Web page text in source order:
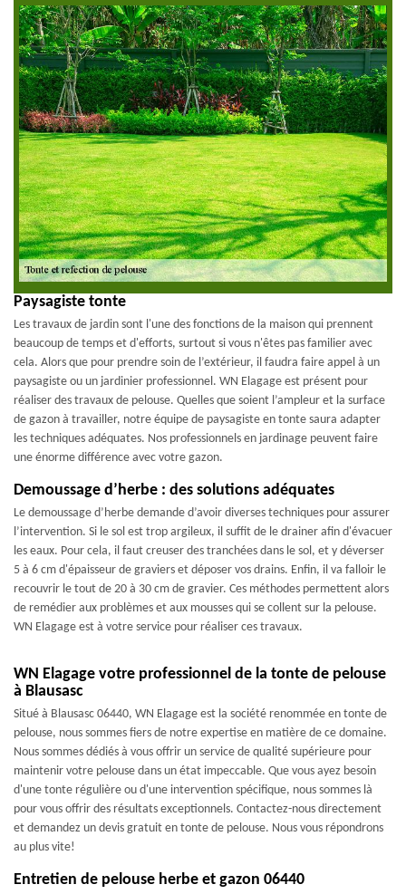
Paysagiste tonte
Les travaux de jardin sont l'une des fonctions de la maison qui prennent
beaucoup de temps et d'efforts, surtout si vous n'êtes pas familier avec
cela. Alors que pour prendre soin de l’extérieur, il faudra faire appel à un
paysagiste ou un jardinier professionnel. WN Elagage est présent pour
réaliser des travaux de pelouse. Quelles que soient l’ampleur et la surface
de gazon à travailler, notre équipe de paysagiste en tonte saura adapter
les techniques adéquates. Nos professionnels en jardinage peuvent faire
une énorme différence avec votre gazon.
Demoussage d’herbe : des solutions adéquates
Le demoussage d’herbe demande d’avoir diverses techniques pour assurer
l’intervention. Si le sol est trop argileux, il suffit de le drainer afin d'évacuer
les eaux. Pour cela, il faut creuser des tranchées dans le sol, et y déverser
5 à 6 cm d'épaisseur de graviers et déposer vos drains. Enfin, il va falloir le
recouvrir le tout de 20 à 30 cm de gravier. Ces méthodes permettent alors
de remédier aux problèmes et aux mousses qui se collent sur la pelouse.
WN Elagage est à votre service pour réaliser ces travaux.
WN Elagage votre professionnel de la tonte de pelouse
à Blausasc
Situé à Blausasc 06440, WN Elagage est la société renommée en tonte de
pelouse, nous sommes fiers de notre expertise en matière de ce domaine.
Nous sommes dédiés à vous offrir un service de qualité supérieure pour
maintenir votre pelouse dans un état impeccable. Que vous ayez besoin
d'une tonte régulière ou d'une intervention spécifique, nous sommes là
pour vous offrir des résultats exceptionnels. Contactez-nous directement
et demandez un devis gratuit en tonte de pelouse. Nous vous répondrons
au plus vite!
Entretien de pelouse herbe et gazon 06440